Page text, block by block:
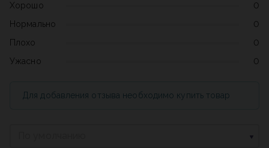
Хорошо
0
Нормально
0
Плохо
0
Ужасно
0
Для добавления отзыва необходимо купить товар